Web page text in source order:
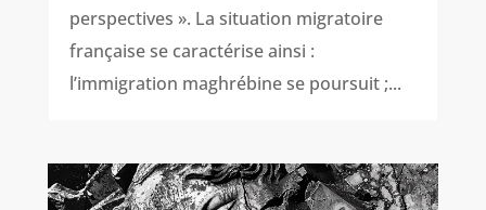
perspectives ». La situation migratoire
française se caractérise ainsi :
l’immigration maghrébine se poursuit ;...